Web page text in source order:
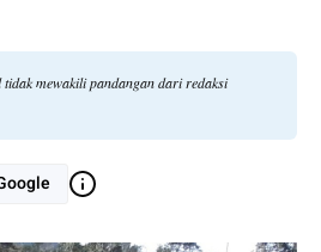
mewakili pandangan dari redaksi